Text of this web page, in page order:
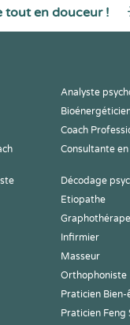
tout en douceur !
Analyste
Coach
Consultante
Décodage
Etiopathe
Infirmier
Masseur
Orthophoniste
Praticien
Praticien Feng